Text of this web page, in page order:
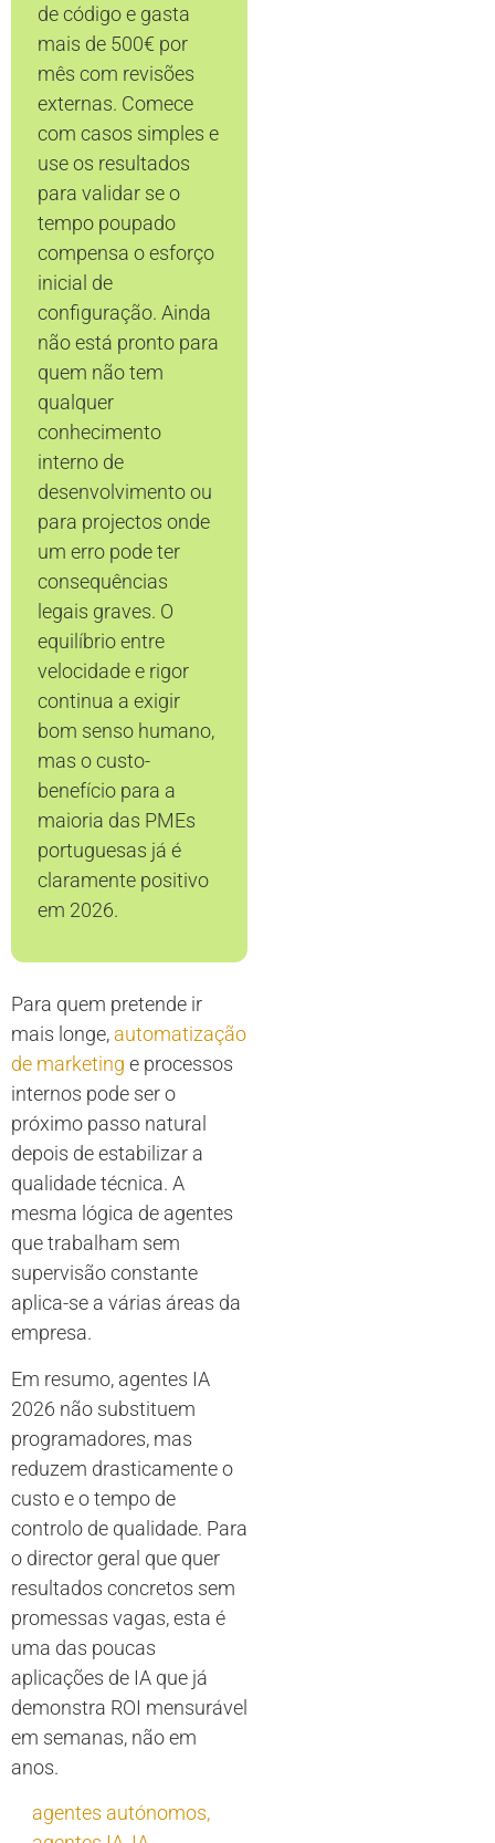
de código e gasta
mais de 500€ por
mês com revisões
externas. Comece
com casos simples e
use os resultados
para validar se o
tempo poupado
compensa o esforço
inicial de
configuração. Ainda
não está pronto para
quem não tem
qualquer
conhecimento
interno de
desenvolvimento ou
para projectos onde
um erro pode ter
consequências
legais graves. O
equilíbrio entre
velocidade e rigor
continua a exigir
bom senso humano,
mas o custo-
benefício para a
maioria das PMEs
portuguesas já é
claramente positivo
em 2026.
Para quem pretende ir
mais longe, automatização
de marketing e processos
internos pode ser o
próximo passo natural
depois de estabilizar a
qualidade técnica. A
mesma lógica de agentes
que trabalham sem
supervisão constante
aplica-se a várias áreas da
empresa.
Em resumo, agentes IA
2026 não substituem
programadores, mas
reduzem drasticamente o
custo e o tempo de
controlo de qualidade. Para
o director geral que quer
resultados concretos sem
promessas vagas, esta é
uma das poucas
aplicações de IA que já
demonstra ROI mensurável
em semanas, não em
anos.
agentes autónomos,